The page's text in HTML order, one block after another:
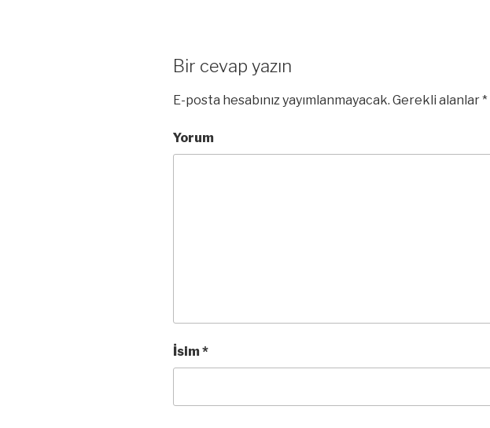
Bir cevap yazın
E-posta hesabınız yayımlanmayacak. Gerekli alanlar*
Yorum
İsim*